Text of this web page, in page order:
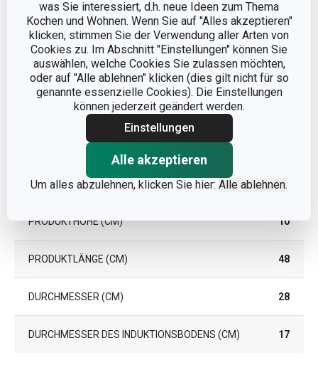
was Sie interessiert, d.h. neue Ideen zum Thema
Kochen und Wohnen. Wenn Sie auf "Alles akzeptieren"
klicken, stimmen Sie der Verwendung aller Arten von
Cookies zu. Im Abschnitt "Einstellungen" können Sie
auswählen, welche Cookies Sie zulassen möchten,
oder auf "Alle ablehnen" klicken (dies gilt nicht für so
genannte essenzielle Cookies). Die Einstellungen
können jederzeit geändert werden.
Einstellungen
Alle akzeptieren
Um alles abzulehnen, klicken Sie hier: Alle ablehnen.
Abmessungen
PRODUKTHÖHE (CM) 10
PRODUKTLÄNGE (CM) 48
DURCHMESSER (CM) 28
DURCHMESSER DES INDUKTIONSBODENS (CM) 17